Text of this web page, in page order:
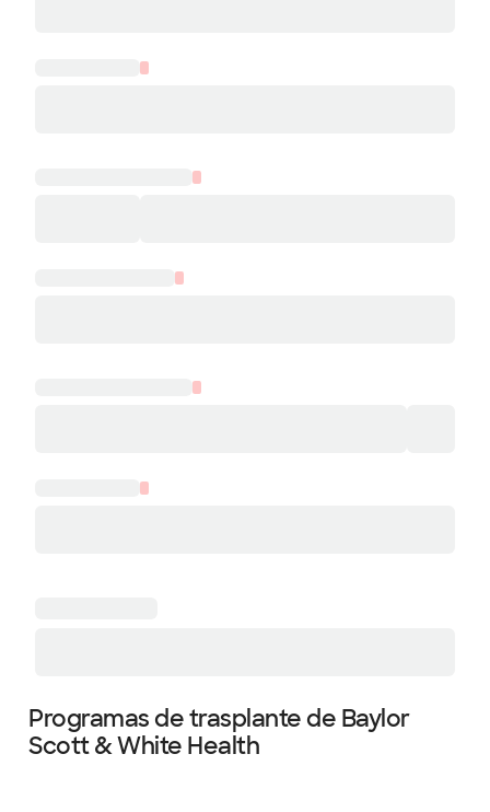
Programas de trasplante de Baylor
Scott & White Health